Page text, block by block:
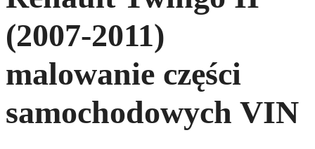
(2007-2011)
malowanie części
samochodowych VIN